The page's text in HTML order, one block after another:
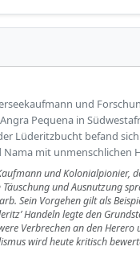
und
Pequena in
Lüderitzbucht befand sich
mit unmenschlichen
und Kolonialpionier,
und Ausnutzung
Sein Vorgehen gilt als
Handeln legte den
Verbrechen an den
wird heute kritisch